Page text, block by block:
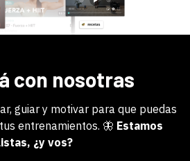
con nosotras
guiar y motivar para que puedas
entrenamientos. 🦋 Estamos
¿y vos?